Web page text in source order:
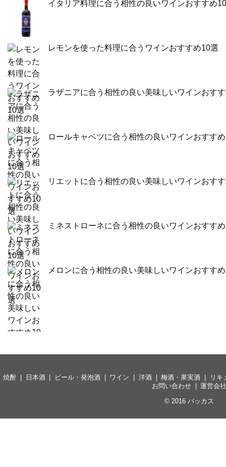
イタリア料理に合う相性の良いワインおすすめ
レモンを使った料理に合うワインおすすめ10選
ラザニアに合う相性の良い美味しいワインおす
ロールキャベツに合う相性の良いワインおすす
リエットに合う相性の良い美味しいワインおす
ミネストローネに合う相性の良いワインおすす
メロンに合う相性の良い美味しいワインおすす
焼酎 日本酒 ビール・発泡酒 ワイン 洋酒 梅酒・果実酒
リキ
お問い合わせ
運営会
© 2016 バッカス